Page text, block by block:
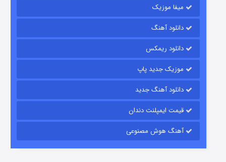
قسمت۱۵ (دوبله) منتشر شد
میفا موزیک
دانلود آهنگ
دانلود ریمکس
موزیک جدید پاپ
دانلود آهنگ جدید
قیمت ایمپلنت دندان
آهنگ هوش مصنوعی